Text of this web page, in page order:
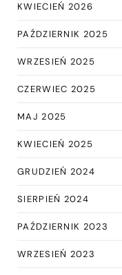
KWIECIEŃ 2026
PAŹDZIERNIK 2025
WRZESIEŃ 2025
CZERWIEC 2025
MAJ 2025
KWIECIEŃ 2025
GRUDZIEŃ 2024
SIERPIEŃ 2024
PAŹDZIERNIK 2023
WRZESIEŃ 2023